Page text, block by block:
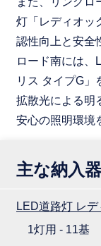
灯「レディオッ
認性向上と安全
ロード南には、
リス タイプG」
拡散光による明
安心の照明環境
主な納入
LED道路灯 レ
1灯用 - 11基